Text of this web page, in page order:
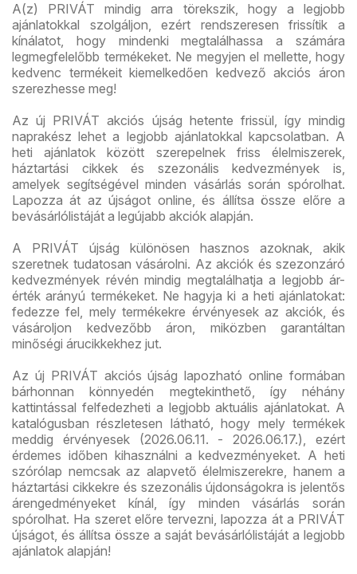
A(z) PRIVÁT mindig arra törekszik, hogy a legjobb
ajánlatokkal szolgáljon, ezért rendszeresen frissítik a
kínálatot, hogy mindenki megtalálhassa a számára
legmegfelelőbb termékeket. Ne megyjen el mellette, hogy
kedvenc termékeit kiemelkedően kedvező akciós áron
szerezhesse meg!
Az új PRIVÁT akciós újság hetente frissül, így mindig
naprakész lehet a legjobb ajánlatokkal kapcsolatban. A
heti ajánlatok között szerepelnek friss élelmiszerek,
háztartási cikkek és szezonális kedvezmények is,
amelyek segítségével minden vásárlás során spórolhat.
Lapozza át az újságot online, és állítsa össze előre a
bevásárlólistáját a legújabb akciók alapján.
A PRIVÁT újság különösen hasznos azoknak, akik
szeretnek tudatosan vásárolni. Az akciók és szezonzáró
kedvezmények révén mindig megtalálhatja a legjobb ár-
érték arányú termékeket. Ne hagyja ki a heti ajánlatokat:
fedezze fel, mely termékekre érvényesek az akciók, és
vásároljon kedvezőbb áron, miközben garantáltan
minőségi árucikkekhez jut.
Az új PRIVÁT akciós újság lapozható online formában
bárhonnan könnyedén megtekinthető, így néhány
kattintással felfedezheti a legjobb aktuális ajánlatokat. A
katalógusban részletesen látható, hogy mely termékek
meddig érvényesek (2026.06.11. - 2026.06.17.), ezért
érdemes időben kihasználni a kedvezményeket. A heti
szórólap nemcsak az alapvető élelmiszerekre, hanem a
háztartási cikkekre és szezonális újdonságokra is jelentős
árengedményeket kínál, így minden vásárlás során
spórolhat. Ha szeret előre tervezni, lapozza át a PRIVÁT
újságot, és állítsa össze a saját bevásárlólistáját a legjobb
ajánlatok alapján!